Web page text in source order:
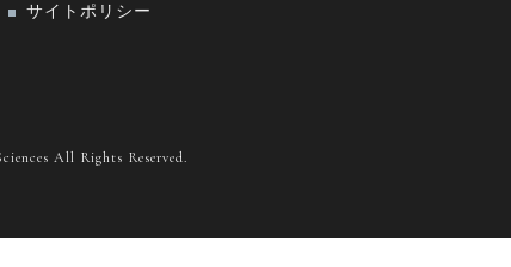
サイトポリシー
All Rights Reserved.